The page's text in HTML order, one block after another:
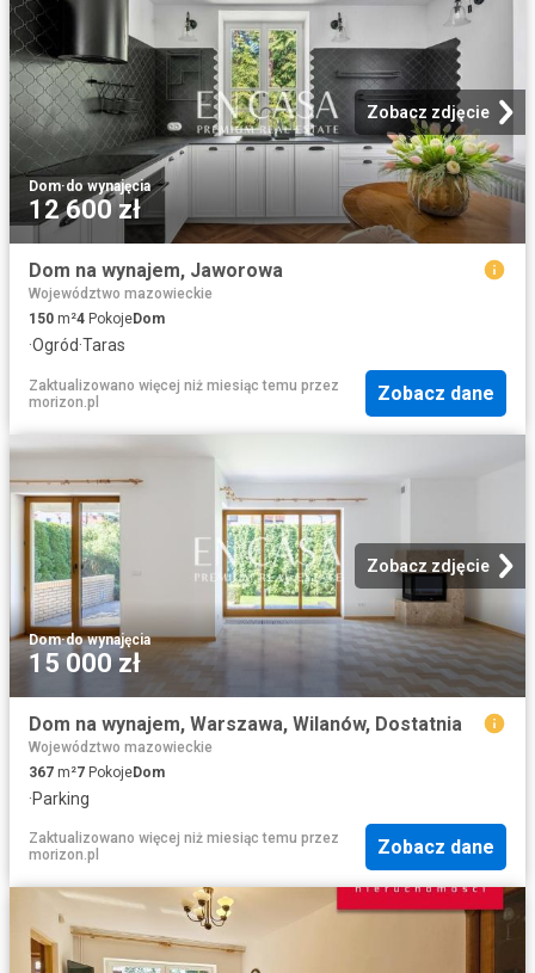
Zobacz zdjęcie
Dom·do wynajęcia
12 600 zł
Dom na wynajem, Jaworowa
Województwo mazowieckie
150 m²4 PokojeDom
·Ogród·Taras
Zaktualizowano więcej niż miesiąc temu przez
morizon.pl
Zobacz dane
Zobacz zdjęcie
Dom·do wynajęcia
15 000 zł
Dom na wynajem, Warszawa, Wilanów, Dostatnia
Województwo mazowieckie
367 m²7 PokojeDom
·Parking
Zaktualizowano więcej niż miesiąc temu przez
morizon.pl
Zobacz dane